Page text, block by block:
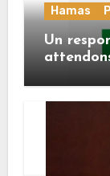
Hamas
Un
route de